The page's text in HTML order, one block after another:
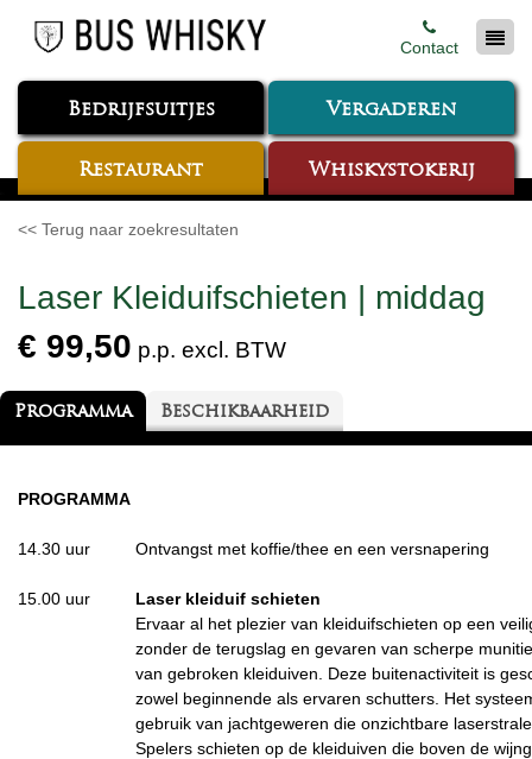
Contact
Bedrijfsuitjes Vergaderen
Restaurant Whiskystokerij
<< Terug naar zoekresultaten
Laser Kleiduifschieten | middag
€ 99,50 p.p. excl. BTW
Programma Beschikbaarheid
PROGRAMMA
14.30 uur Ontvangst met koffie/thee en een versnapering
15.00 uur
Laser kleiduif schieten
Ervaar al het plezier van kleiduifschieten op een
zonder de terugslag en gevaren van scherpe
van gebroken kleiduiven. Deze buitenactiviteit is
zowel beginnende als ervaren schutters. Het
gebruik van jachtgeweren die onzichtbare
Spelers schieten op de kleiduiven die boven de